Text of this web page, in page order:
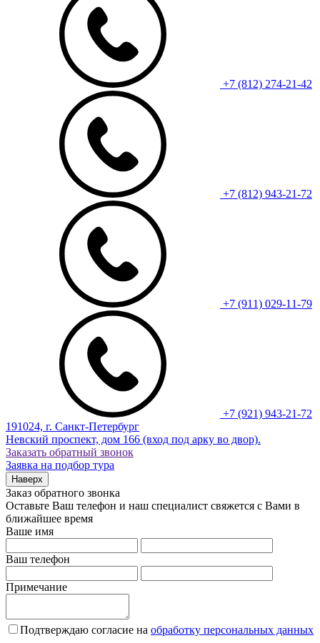
+7 (812) 274-21-42
+7 (812) 943-21-72
+7 (911) 029-11-79
+7 (921) 943-21-72
191024, г. Санкт-Петербург
Невский проспект, дом 166 (вход под арку во двор).
Заказать обратный звонок
Заявка на подбор тура
Наверх
Заказ обратного звонка
Оставьте Ваш телефон и наш специалист свяжется с Вами в
ближайшее время
Ваше имя
Ваш телефон
Примечание
Подтверждаю согласие на обработку персональных данных